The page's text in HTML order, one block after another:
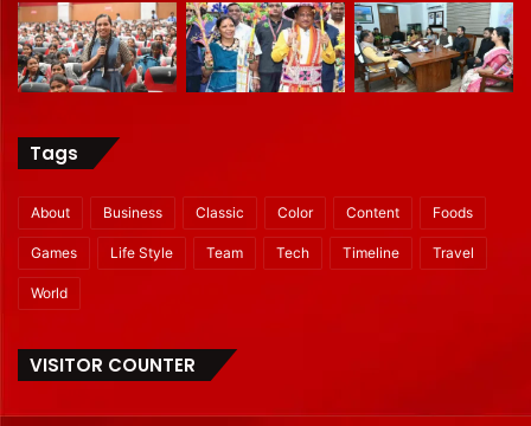
Tags
About Business Classic Color Content Foods
Games Life Style Team Tech Timeline Travel
World
VISITOR COUNTER